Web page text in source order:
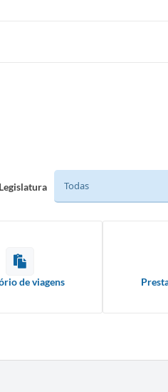
Legislatura
de viagens